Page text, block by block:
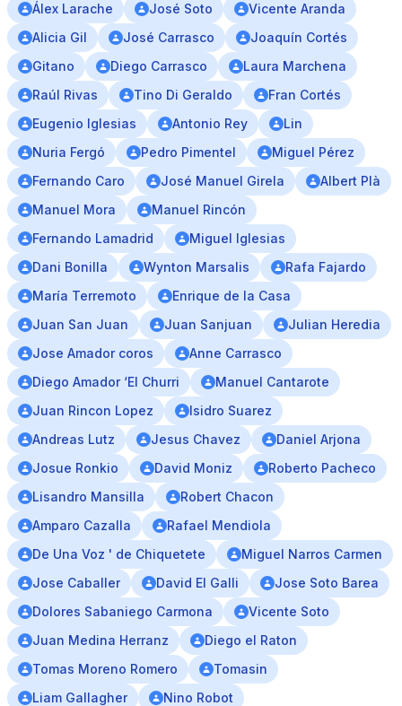
Álex Larache
José Soto
Vicente Aranda
Alicia Gil
José Carrasco
Joaquín Cortés
Gitano
Diego Carrasco
Laura Marchena
Raúl Rivas
Tino Di Geraldo
Fran Cortés
Eugenio Iglesias
Antonio Rey
Lin
Nuria Fergó
Pedro Pimentel
Miguel Pérez
Fernando Caro
José Manuel Girela
Albert Plà
Manuel Mora
Manuel Rincón
Fernando Lamadrid
Miguel Iglesias
Dani Bonilla
Wynton Marsalis
Rafa Fajardo
María Terremoto
Enrique de la Casa
Juan San Juan
Juan Sanjuan
Julian Heredia
Jose Amador coros
Anne Carrasco
Diego Amador ‘El Churri
Manuel Cantarote
Juan Rincon Lopez
Isidro Suarez
Andreas Lutz
Jesus Chavez
Daniel Arjona
Josue Ronkio
David Moniz
Roberto Pacheco
Lisandro Mansilla
Robert Chacon
Amparo Cazalla
Rafael Mendiola
De Una Voz ' de Chiquetete
Miguel Narros Carmen
Jose Caballer
David El Galli
Jose Soto Barea
Dolores Sabaniego Carmona
Vicente Soto
Juan Medina Herranz
Diego el Raton
Tomas Moreno Romero
Tomasin
Liam Gallagher
Nino Robot